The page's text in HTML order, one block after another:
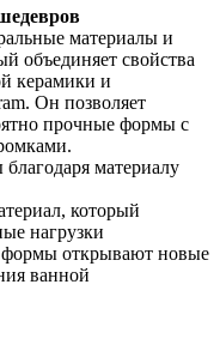
материалы и
объединяет свойства
керамики и
Он позволяет
прочные формы с
материалу
который
нагрузки
открывают новые
ванной